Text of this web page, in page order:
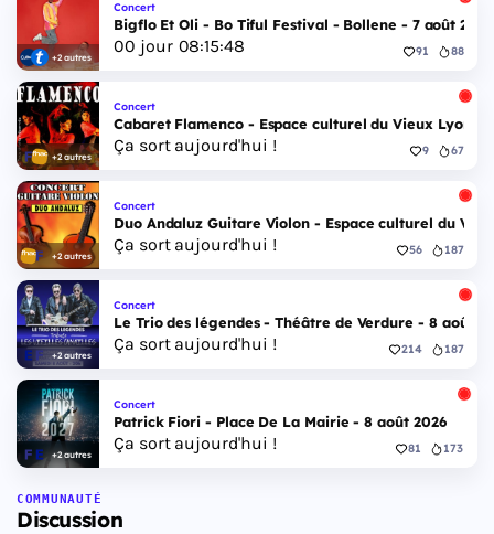
+2 autres
Concert
Bigflo Et Oli - Bo Tiful Festival - Bollene - 7 août 2026
00 jour 08:15:47 91 88
+2 autres
Concert
Cabaret Flamenco - Espace culturel du Vieux Lyon -
Ça sort aujourd'hui ! 9 67
+2 autres
Concert
Duo Andaluz Guitare Violon - Espace culturel du
Ça sort aujourd'hui ! 56 187
+2 autres
Concert
Le Trio des légendes - Théâtre de Verdure - 8 août
Ça sort aujourd'hui ! 214 187
+2 autres
Concert
Patrick Fiori - Place De La Mairie - 8 août 2026
Ça sort aujourd'hui ! 81 173
COMMUNAUTÉ
Discussion